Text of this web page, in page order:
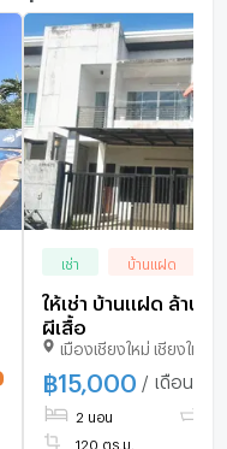
เช่า บ้านแฝด
ให้เช่า บ้านแฝด ล้านน
ผีเสื้อ
เมืองเชียงใหม่ เชียงใหม่
฿15,000 / เดือน
2 นอน
120 ตร.ม.